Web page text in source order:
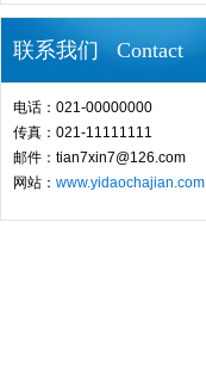
联系我们 Contact
电话：021-00000000
传真：021-11111111
邮件：tian7xin7@126.com
网站： www.yidaochajian.com